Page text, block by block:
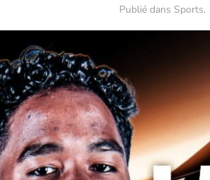
Publié dans Sports.